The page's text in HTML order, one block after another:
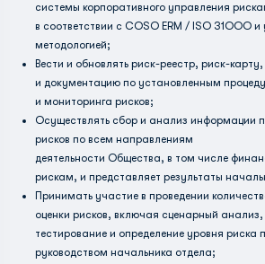
системы корпоративного управления
в соответствии с COSO ЕRМ / ISO 31ООО и
методологией;
Вести и обновлять риск-реестр, риск-
и документацию по установленным
и мониторинга рисков;
Осуществлять сбор и анализ информации
рисков по всем направлениям
деятельности Общества, в том числе
рискам, и представляет результаты
Принимать участие в проведении
оценки рисков, включая сценарный
тестирование и определение уровня риска
руководством начальника отдела;